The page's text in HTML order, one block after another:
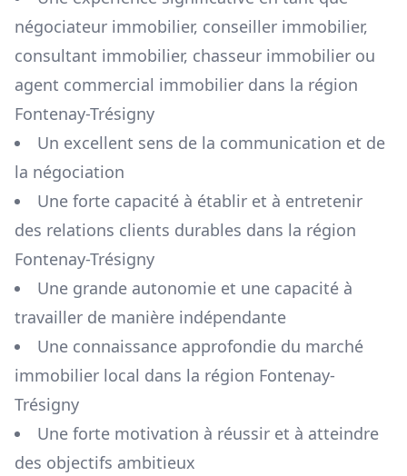
négociateur immobilier, conseiller immobilier,
consultant immobilier, chasseur immobilier ou
agent commercial immobilier dans la région
Fontenay-Trésigny
Un excellent sens de la communication et de
la négociation
Une forte capacité à établir et à entretenir
des relations clients durables dans la région
Fontenay-Trésigny
Une grande autonomie et une capacité à
travailler de manière indépendante
Une connaissance approfondie du marché
immobilier local dans la région Fontenay-
Trésigny
Une forte motivation à réussir et à atteindre
des objectifs ambitieux